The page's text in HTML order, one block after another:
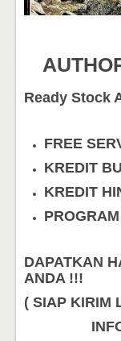
Ready Stock
FREE
KREDIT
KREDIT
DAPATKAN
ANDA !!!
( SIAP KIRIM